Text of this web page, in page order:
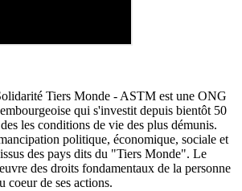
Tiers Monde - ASTM est une ONG
qui s'investit depuis bientôt 50
les conditions de vie des plus démunis.
politique, économique, sociale et
des pays dits du "Tiers Monde". Le
des droits fondamentaux de la personne
coeur de ses actions.